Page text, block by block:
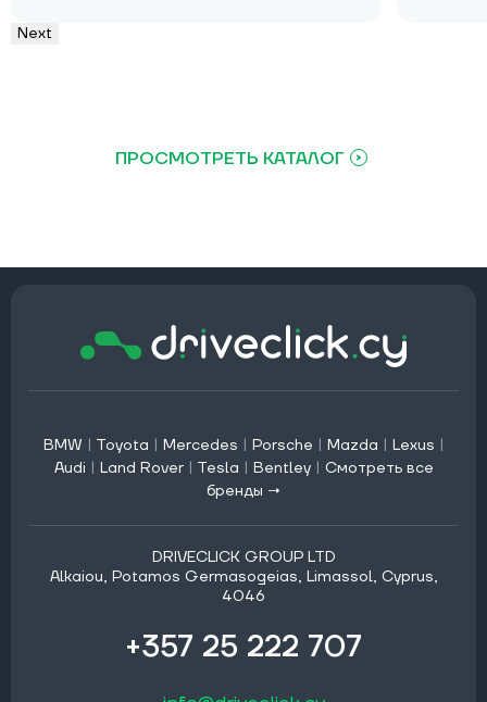
Next
ПРОСМОТРЕТЬ КАТАЛОГ
BMW | Toyota | Mercedes | Porsche | Mazda | Lexus |
Audi | Land Rover | Tesla | Bentley | Смотреть все
бренды →
DRIVECLICK GROUP LTD
Alkaiou, Potamos Germasogeias, Limassol, Cyprus,
4046
+357 25 222 707